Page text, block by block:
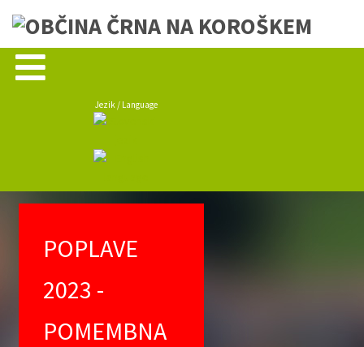
Jezik / Language
POPLAVE
2023 -
POMEMBNA